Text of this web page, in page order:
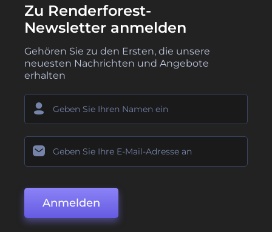
Zu Renderforest-
Newsletter anmelden
Gehören Sie zu den Ersten, die unsere
neuesten Nachrichten und Angebote
erhalten
Anmelden